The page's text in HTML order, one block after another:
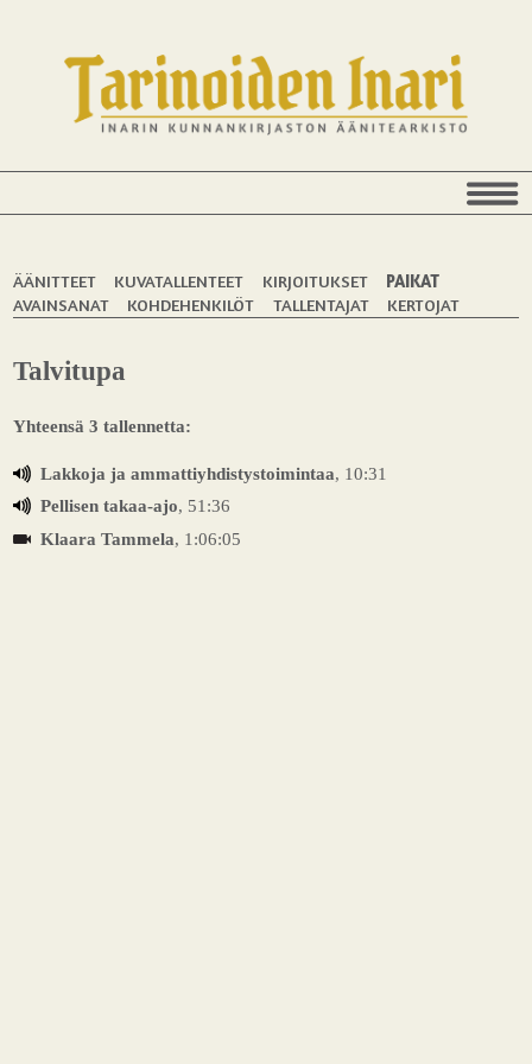
ÄÄNITTEET KUVATALLENTEET KIRJOITUKSET
PAIKAT
AVAINSANAT
KOHDEHENKILÖT TALLENTAJAT KERTOJAT
Talvitupa
Yhteensä 3 tallennetta:
Lakkoja ja ammattiyhdistystoimintaa, 10:31
Pellisen takaa-ajo, 51:36
Klaara Tammela, 1:06:05